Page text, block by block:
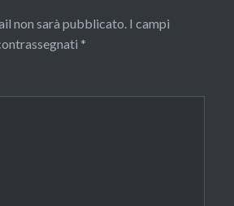
non sarà pubblicato. I campi
*